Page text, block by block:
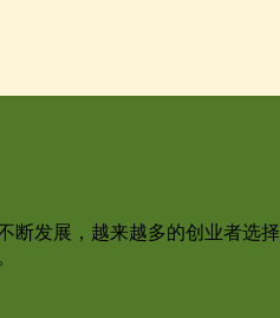
断发展，越来越多的创业者选择